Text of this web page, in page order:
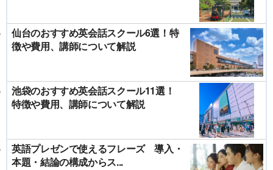
仙台のおすすめ英会話スクール6選！特
徴や費用、講師について解説
池袋のおすすめ英会話スクール11選！
特徴や費用、講師について解説
英語プレゼンで使えるフレーズ 導入・
本題・結論の構成からス...